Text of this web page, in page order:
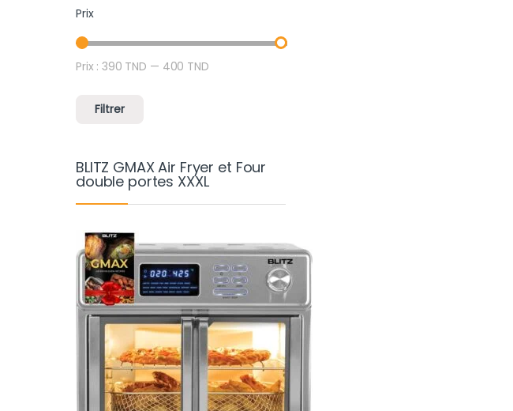
Prix
Prix min
Prix max
Filtrer
Prix :390 TND — 400 TND
BLITZ GMAX Air Fryer et Four
double portes XXXL